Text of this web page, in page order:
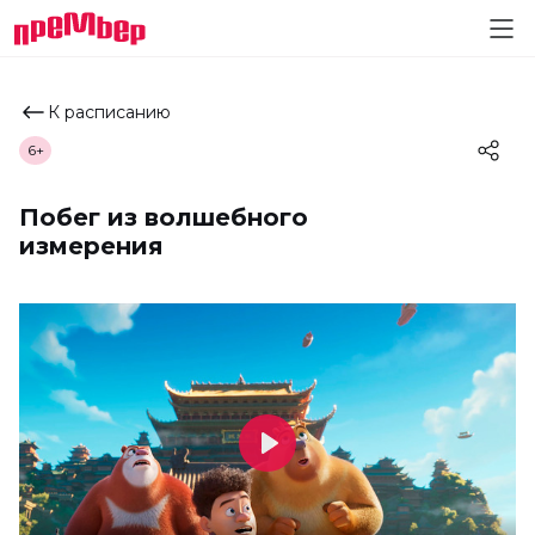
К расписанию
Побег из волшебного
измерения
6+
Play